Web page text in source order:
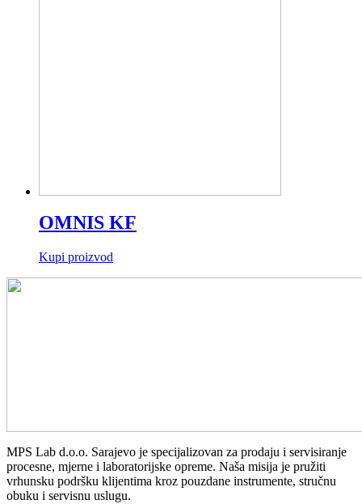
OMNIS KF
Kupi proizvod
MPS Lab d.o.o. Sarajevo je specijalizovan za prodaju i servisiranje
procesne, mjerne i laboratorijske opreme. Naša misija je pružiti
vrhunsku podršku klijentima kroz pouzdane instrumente, stručnu
obuku i servisnu uslugu.